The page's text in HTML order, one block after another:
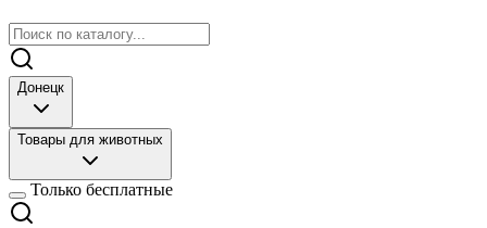
Донецк
Товары для животных
Только бесплатные